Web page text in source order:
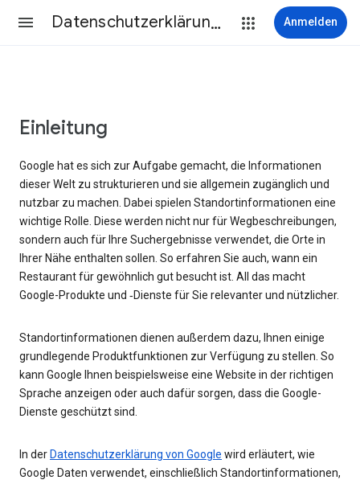
Datenschutzerklärung & Nutzungsbedingungen Anmelden
Einleitung
Google hat es sich zur Aufgabe gemacht, die Informationen
dieser Welt zu strukturieren und sie allgemein zugänglich und
nutzbar zu machen. Dabei spielen Standortinformationen eine
wichtige Rolle. Diese werden nicht nur für Wegbeschreibungen,
sondern auch für Ihre Suchergebnisse verwendet, die Orte in
Ihrer Nähe enthalten sollen. So erfahren Sie auch, wann ein
Restaurant für gewöhnlich gut besucht ist. All das macht
Google-Produkte und ‑Dienste für Sie relevanter und nützlicher.
Standortinformationen dienen außerdem dazu, Ihnen einige
grundlegende Produktfunktionen zur Verfügung zu stellen. So
kann Google Ihnen beispielsweise eine Website in der richtigen
Sprache anzeigen oder auch dafür sorgen, dass die Google-
Dienste geschützt sind.
In der Datenschutzerklärung von Google wird erläutert, wie
Google Daten verwendet, einschließlich Standortinformationen,